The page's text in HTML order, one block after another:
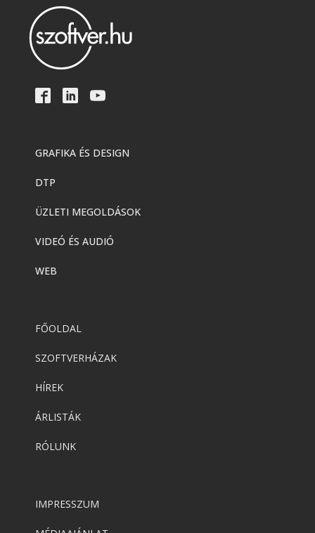
GRAFIKA ÉS DESIGN
DTP
ÜZLETI MEGOLDÁSOK
VIDEÓ ÉS AUDIÓ
WEB
FŐOLDAL
SZOFTVERHÁZAK
HÍREK
ÁRLISTÁK
RÓLUNK
IMPRESSZUM